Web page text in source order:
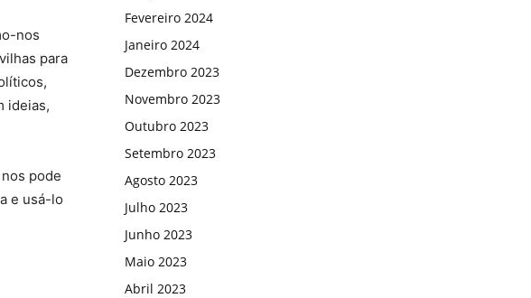
nos
para
ideias,
pode
e usá-lo
Fevereiro 2024
Janeiro 2024
Dezembro 2023
Novembro 2023
Outubro 2023
Setembro 2023
Agosto 2023
Julho 2023
Junho 2023
Maio 2023
Abril 2023